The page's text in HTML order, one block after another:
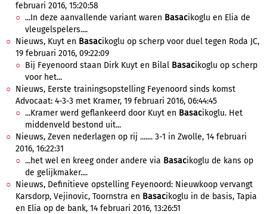
februari 2016, 15:20:58
...In deze aanvallende variant waren Basacikoglu en Elia de
vleugelspelers....
Nieuws, Kuyt en Basacikoglu op scherp voor duel tegen Roda JC,
19 februari 2016, 09:22:09
Bij Feyenoord staan Dirk Kuyt en Bilal Basacikoglu op scherp
voor het...
Nieuws, Eerste trainingsopstelling Feyenoord sinds komst
Advocaat: 4-3-3 met Kramer, 19 februari 2016, 06:44:45
...Kramer werd geflankeerd door Kuyt en Basacikoglu. Het
middenveld bestond uit...
Nieuws, Zeven nederlagen op rij ....... 3-1 in Zwolle, 14 februari
2016, 16:22:31
...het wel en kreeg onder andere via Basacikoglu de kans op
de gelijkmaker....
Nieuws, Definitieve opstelling Feyenoord: Nieuwkoop vervangt
Karsdorp, Vejinovic, Toornstra en Basacikoglu in de basis, Tapia
en Elia op de bank, 14 februari 2016, 13:26:51